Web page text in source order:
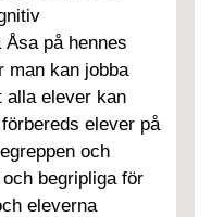
på hennes
man kan jobba
alla elever kan
elever på
och
begripliga för
eleverna